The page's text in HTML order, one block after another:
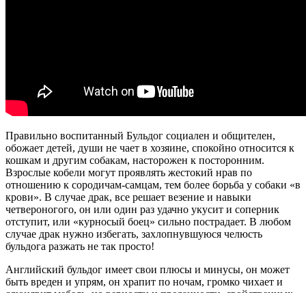
Правильно воспитанный Бульдог социален и общителен,
обожает детей, души не чает в хозяине, спокойно относится к
кошкам и другим собакам, насторожен к посторонним.
Взрослые кобели могут проявлять жестокий нрав по
отношению к сородичам-самцам, тем более борьба у собаки «в
крови». В случае драк, все решает везение и навыки
четвероногого, он или один раз удачно укусит и соперник
отступит, или «курносый боец» сильно пострадает. В любом
случае драк нужно избегать, захлопнувшуюся челюсть
бульдога разжать не так просто!
Английский бульдог имеет свои плюсы и минусы, он может
быть вреден и упрям, он храпит по ночам, громко чихает и